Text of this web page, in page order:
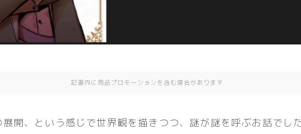
記事内に商品プロモーションを含む場合があります
開、という感じで世界観を描きつつ、謎が謎を呼ぶお話でし